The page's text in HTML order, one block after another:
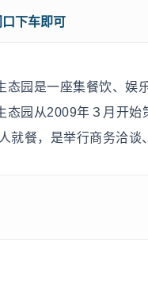
下车即可
态园是一座集餐饮、娱
态园从2009年３月开
就餐，是举行商务洽谈